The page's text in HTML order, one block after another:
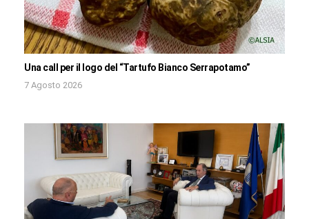
Una call per il logo del “Tartufo Bianco Serrapotamo”
7 Agosto 2026